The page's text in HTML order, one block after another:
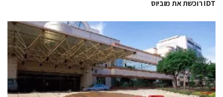
IDT רוכשת את מוביוס